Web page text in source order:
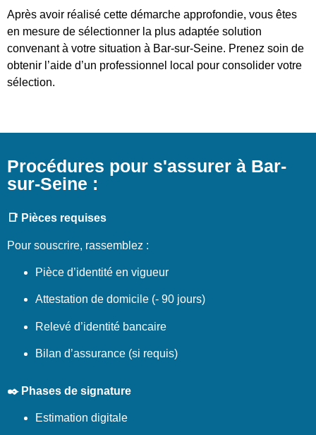
Après avoir réalisé cette démarche approfondie, vous êtes
en mesure de sélectionner la plus adaptée solution
convenant à votre situation à Bar-sur-Seine. Prenez soin de
obtenir l’aide d’un professionnel local pour consolider votre
sélection.
Procédures pour s'assurer à Bar-
sur-Seine :
📑 Pièces requises
Pour souscrire, rassemblez :
Pièce d’identité en vigueur
Attestation de domicile (- 90 jours)
Relevé d’identité bancaire
Bilan d’assurance (si requis)
✒️ Phases de signature
Estimation digitale